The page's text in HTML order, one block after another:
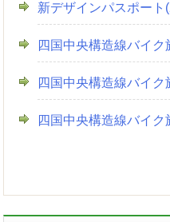
新デザインパスポート
四国中央構造線バイ
四国中央構造線バイ
四国中央構造線バイ